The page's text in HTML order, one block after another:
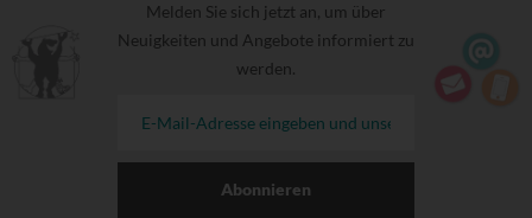
Melden Sie sich jetzt an, um über
Neuigkeiten und Angebote informiert zu
werden.
Abonnieren